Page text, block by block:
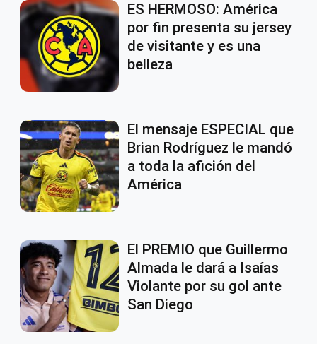
ES HERMOSO: América
por fin presenta su jersey
de visitante y es una
belleza
El mensaje ESPECIAL que
Brian Rodríguez le mandó
a toda la afición del
América
El PREMIO que Guillermo
Almada le dará a Isaías
Violante por su gol ante
San Diego